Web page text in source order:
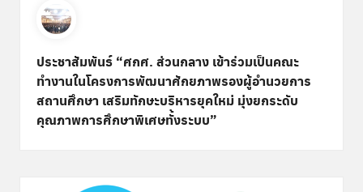
ประชาสัมพันธ์ “ศกศ. ส่วนกลาง เข้าร่วมเป็นคณะ
ทำงานในโครงการพัฒนาศักยภาพรองผู้อำนวยการ
สถานศึกษา เสริมทักษะบริหารยุคใหม่ มุ่งยกระดับ
คุณภาพการศึกษาพิเศษทั้งระบบ”